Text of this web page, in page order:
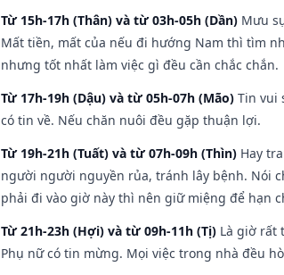
Từ 15h-17h (Thân) và từ 03h-05h (Dần) Mưu
Mất tiền, mất của nếu đi hướng Nam thì tìm
nhưng tốt nhất làm việc gì đều cần chắc chắn.
Từ 17h-19h (Dậu) và từ 05h-07h (Mão) Tin vui
có tin về. Nếu chăn nuôi đều gặp thuận lợi.
Từ 19h-21h (Tuất) và từ 07h-09h (Thìn) Hay
người người nguyền rủa, tránh lây bệnh. Nói
phải đi vào giờ này thì nên giữ miệng để hạn
Từ 21h-23h (Hợi) và từ 09h-11h (Tị) Là giờ rất
Phụ nữ có tin mừng. Mọi việc trong nhà đều